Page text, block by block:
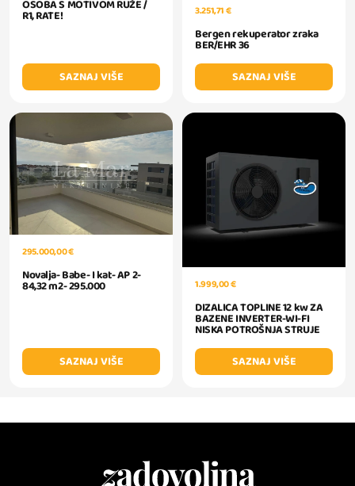
OSOBA S MOTIVOM RUŽE /
R1, RATE!
SAZNAJ VIŠE
3.251,71 €
Bergen rekuperator zraka
BER/EHR 36
SAZNAJ VIŠE
295.000,00 €
Novalja- Babe- I kat- AP 2-
84,32 m2- 295.000
SAZNAJ VIŠE
1.999,00 €
DIZALICA TOPLINE 12 kw ZA
BAZENE INVERTER-WI-FI
NISKA POTROŠNJA STRUJE
SAZNAJ VIŠE